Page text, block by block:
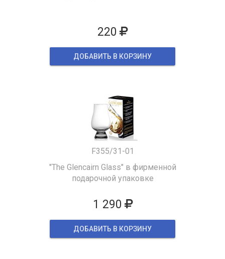
220
ДОБАВИТЬ В КОРЗИНУ
F355/31-01
"The Glencairn Glass" в фирменной
подарочной упаковке
1 290
ДОБАВИТЬ В КОРЗИНУ